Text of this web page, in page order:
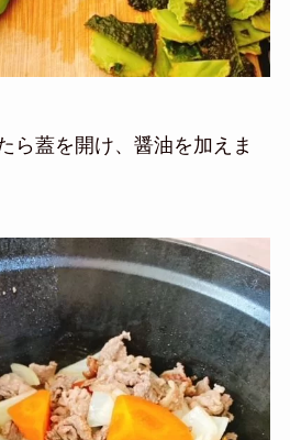
ら蓋を開け、醤油を加えま